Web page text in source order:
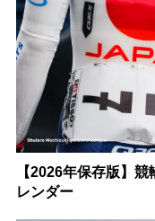
【2026年保存版】
レンダー